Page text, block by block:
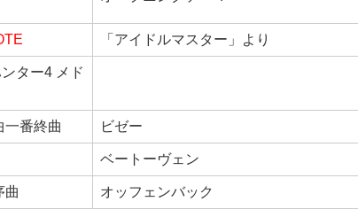
「アイドルマスター」より
ター4 メド
一番終曲 ビゼー
ベートーヴェン
曲 オッフェンバック